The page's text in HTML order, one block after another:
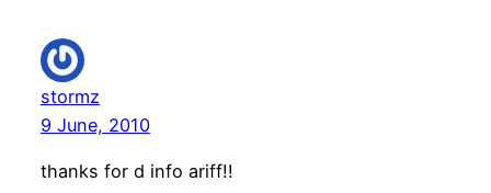
stormz
9 June, 2010
thanks for d info ariff!!